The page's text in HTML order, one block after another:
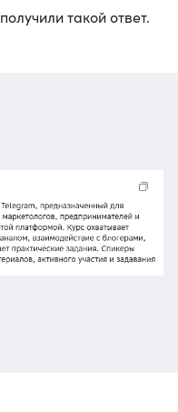
такой ответ.